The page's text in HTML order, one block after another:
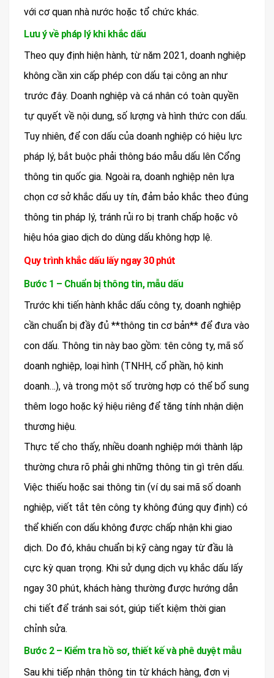
với cơ quan nhà nước hoặc tổ chức khác.
Lưu ý về pháp lý khi khắc dấu
Theo quy định hiện hành, từ năm 2021, doanh nghiệp
không cần xin cấp phép con dấu tại công an như
trước đây. Doanh nghiệp và cá nhân có toàn quyền
tự quyết về nội dung, số lượng và hình thức con dấu.
Tuy nhiên, để con dấu của doanh nghiệp có hiệu lực
pháp lý, bắt buộc phải thông báo mẫu dấu lên Cổng
thông tin quốc gia. Ngoài ra, doanh nghiệp nên lựa
chọn cơ sở khắc dấu uy tín, đảm bảo khắc theo đúng
thông tin pháp lý, tránh rủi ro bị tranh chấp hoặc vô
hiệu hóa giao dịch do dùng dấu không hợp lệ.
Quy trình khắc dấu lấy ngay 30 phút
Bước 1 – Chuẩn bị thông tin, mẫu dấu
Trước khi tiến hành khắc dấu công ty, doanh nghiệp
cần chuẩn bị đầy đủ **thông tin cơ bản** để đưa vào
con dấu. Thông tin này bao gồm: tên công ty, mã số
doanh nghiệp, loại hình (TNHH, cổ phần, hộ kinh
doanh…), và trong một số trường hợp có thể bổ sung
thêm logo hoặc ký hiệu riêng để tăng tính nhận diện
thương hiệu.
Thực tế cho thấy, nhiều doanh nghiệp mới thành lập
thường chưa rõ phải ghi những thông tin gì trên dấu.
Việc thiếu hoặc sai thông tin (ví dụ sai mã số doanh
nghiệp, viết tắt tên công ty không đúng quy định) có
thể khiến con dấu không được chấp nhận khi giao
dịch. Do đó, khâu chuẩn bị kỹ càng ngay từ đầu là
cực kỳ quan trọng. Khi sử dụng dịch vụ khắc dấu lấy
ngay 30 phút, khách hàng thường được hướng dẫn
chi tiết để tránh sai sót, giúp tiết kiệm thời gian
chỉnh sửa.
Bước 2 – Kiểm tra hồ sơ, thiết kế và phê duyệt mẫu
Sau khi tiếp nhận thông tin từ khách hàng, đơn vị